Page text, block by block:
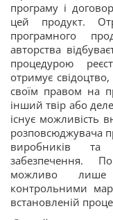
програму і
цей продукт.
програмного
авторства
процедурою
отримує
своїм правом на
інший твір або
існує можливість
розповсюджувача
виробників та
забезпечення.
можливо лише
контрольними
встановленій